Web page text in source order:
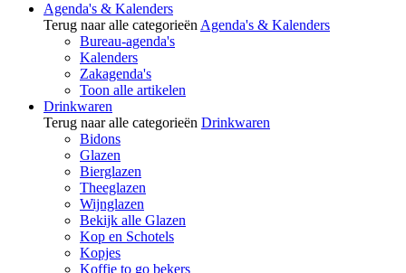
Agenda's & Kalenders
Terug naar alle categorieën Agenda's & Kalenders
Bureau-agenda's
Kalenders
Zakagenda's
Toon alle artikelen
Drinkwaren
Terug naar alle categorieën Drinkwaren
Bidons
Glazen
Bierglazen
Theeglazen
Wijnglazen
Bekijk alle Glazen
Kop en Schotels
Kopjes
Koffie to go bekers